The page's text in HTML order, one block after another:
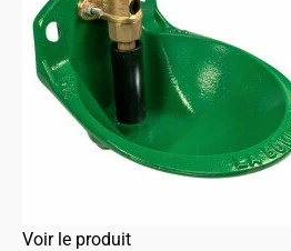
Voir le produit